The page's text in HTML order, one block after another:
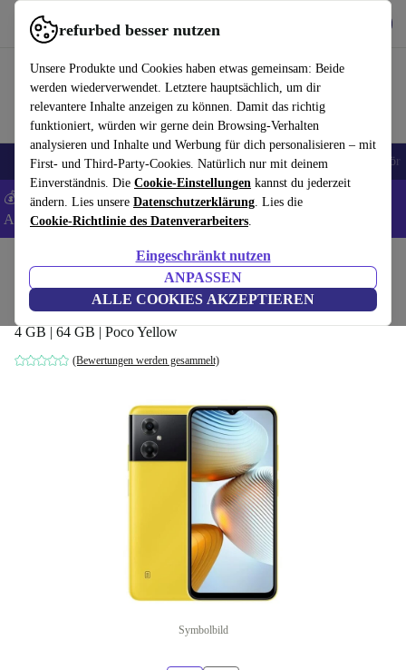
refurbed besser nutzen
Unsere Produkte und Cookies haben etwas gemeinsam: Beide
werden wiederverwendet. Letztere hauptsächlich, um dir
relevantere Inhalte anzeigen zu können. Damit das richtig
funktioniert, würden wir gerne dein Browsing-Verhalten
analysieren und Inhalte und Werbung für dich personalisieren – mit
First- und Third-Party-Cookies. Natürlich nur mit deinem
Einverständnis. Die Cookie-Einstellungen kannst du jederzeit
ändern. Lies unsere Datenschutzerklärung. Lies die
Cookie-Richtlinie des Datenverarbeiters.
Eingeschränkt nutzen
ANPASSEN
ALLE COOKIES AKZEPTIEREN
refurbed schnell und einfach nutzen
🎒 Back to school Handys Laptops Tablets Smartwatches Zubehör
💰 Extra -5% auf Samsung- und Google-Smartphones - Code:
ANDROID5 -AGB
Handys & Smartphones Xiaomi Handys
Xiaomi Poco M4 5G
4 GB | 64 GB | Poco Yellow
(Bewertungen werden gesammelt)
Symbolbild